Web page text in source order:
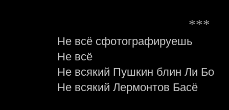
***
Не всё сфотографируешь
Не всё
Не всякий Пушкин блин Ли Бо
Не всякий Лермонтов Басё